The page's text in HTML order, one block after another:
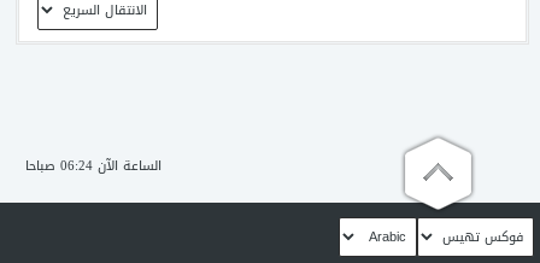
الساعة الآن 06:24 صباحا